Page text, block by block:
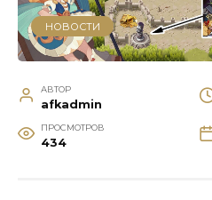
НОВОСТИ
АВТОР
afkadmin
ПРОСМОТРОВ
434